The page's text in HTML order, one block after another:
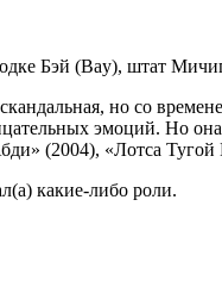
Бэй (Bay), штат
но со
эмоций. Но
(2004), «Лотса Тугой
какие-либо роли.